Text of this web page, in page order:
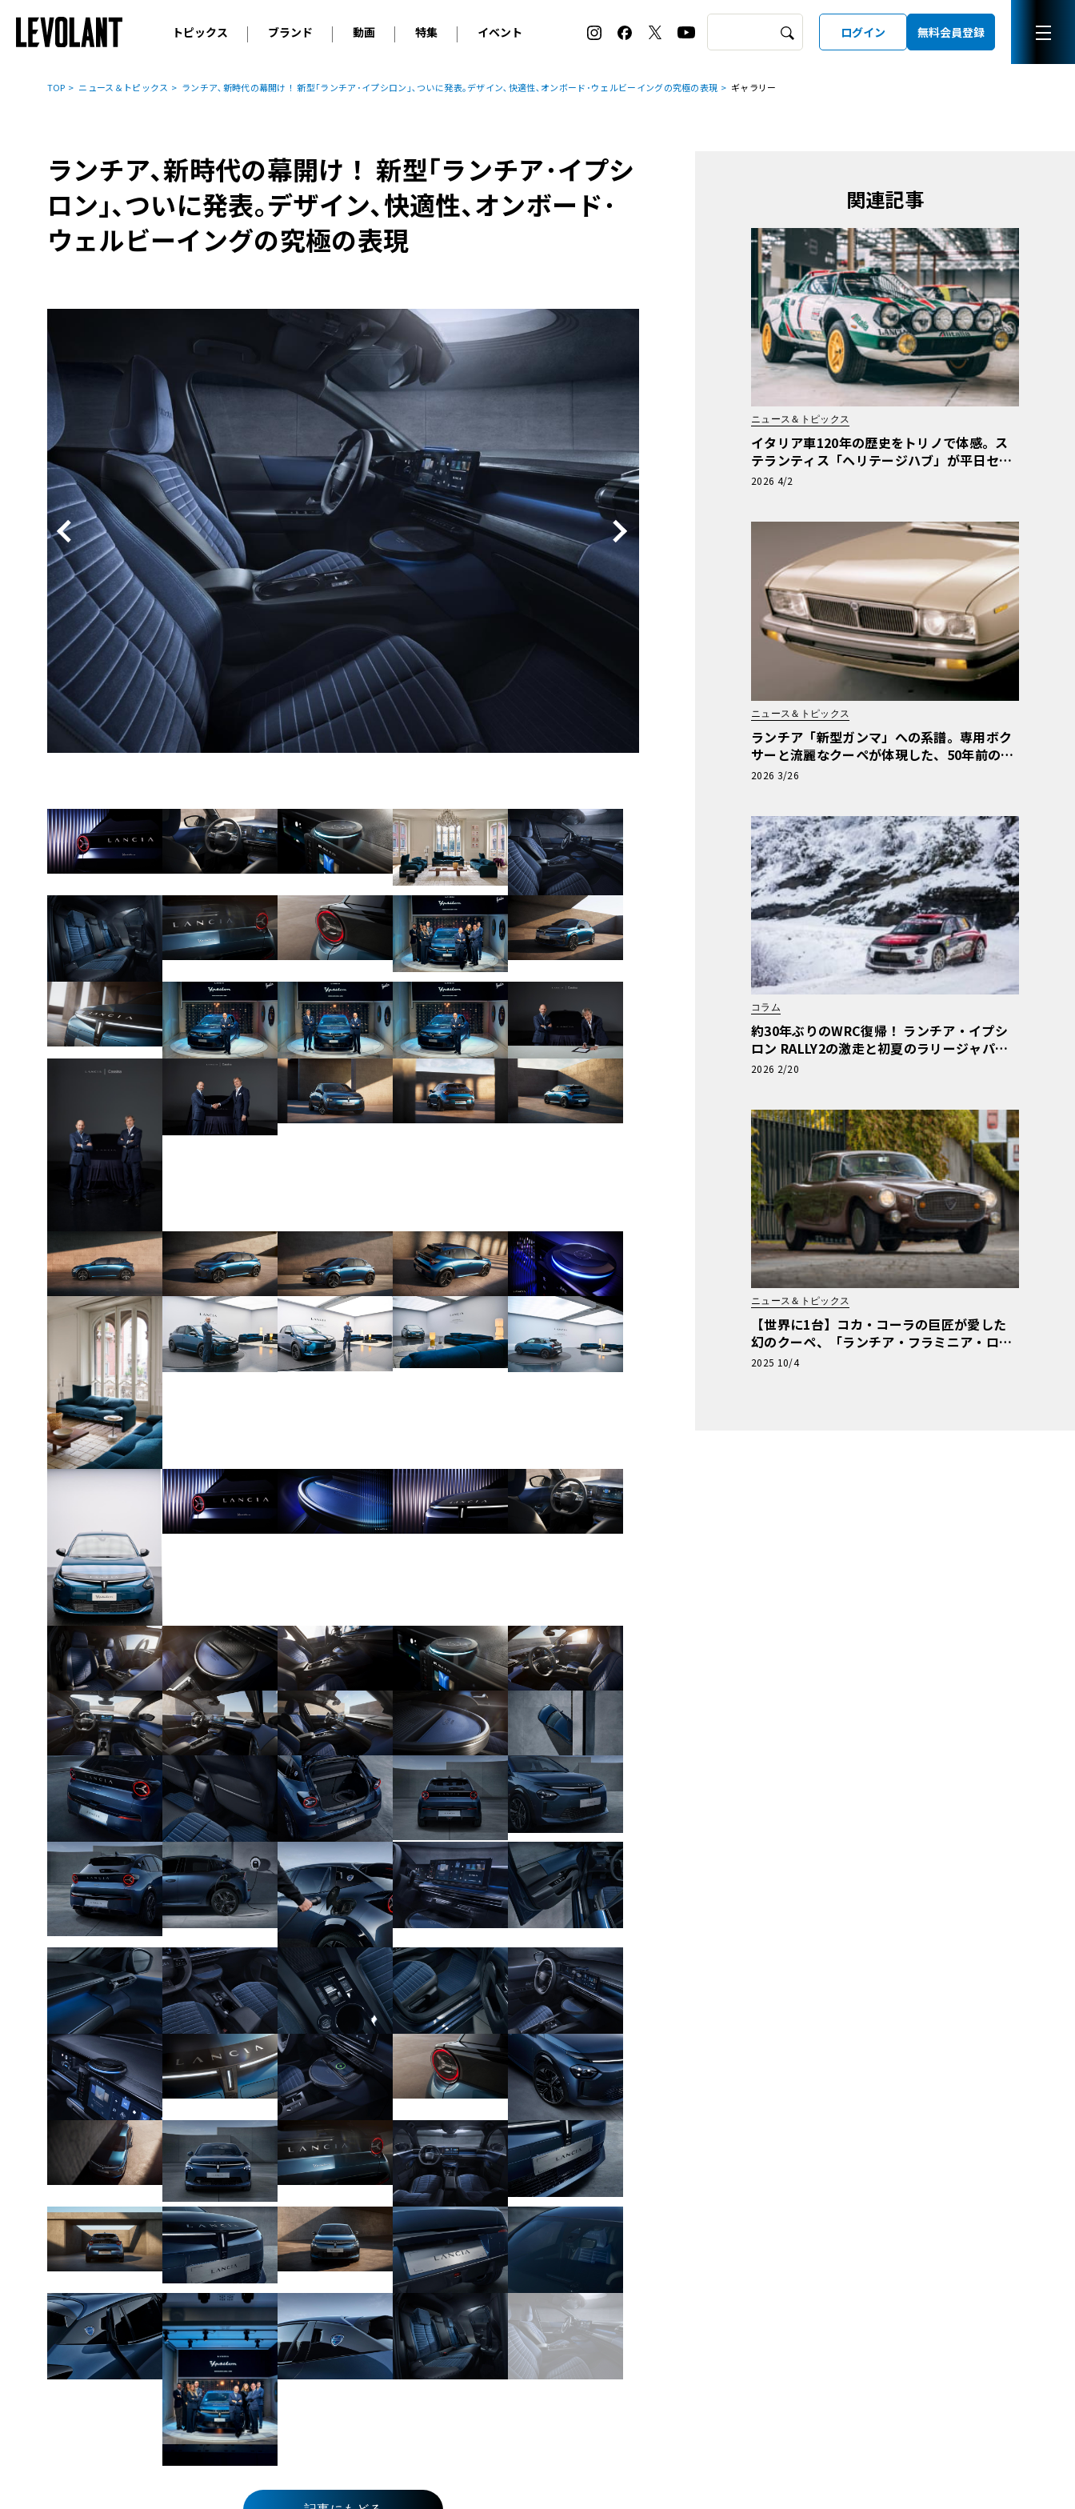
トピックス
ニュース
コラム
ブランド
輸入車 アウディ BMW
アルピナ
プジョー
ルノー
アバルト
アルファ・ロメオ
ランボルギーニ
マセラティ
アストン・マーティン
ベントレー
ボルボ
キャデラック
ジープ
テスラ
BYD
その他
レクサス トヨタ
日産
ホンダ
スバル
マツダ
三菱
ダイハツ
スズキ
その他
動画
オリジナル動画
特集
2026 サマータイヤ＆ホイール バイヤーズガイド
ホイールカタログ
タイヤ特集
イベント
ル・ボラン カーズ・ミート2026横浜
EV:LIFE KOBE 2025
ル・ボラン カーズ・ミート2025横浜
ログイン 無料会員登録
TOP ニュース＆トピックス ランチア､新時代の幕開け！ 新型｢ランチア･イプシロン｣､ついに発表｡デザイン､快適性､オンボード･ウェルビーイングの究極の表現 ギャラリー
ランチア､新時代の幕開け！ 新型｢ランチア･イプシ
ロン｣､ついに発表｡デザイン､快適性､オンボード･
ウェルビーイングの究極の表現
関連記事
ニュース＆トピックス
イタリア車120年の歴史をトリノで体感。ス
テランティス「ヘリテージハブ」が平日セル
フ見学を解禁
2026 4/2
ニュース＆トピックス
ランチア「新型ガンマ」への系譜。専用ボク
サーと流麗なクーペが体現した、50年前の孤
高のエレガンス
2026 3/26
コラム
約30年ぶりのWRC復帰！ ランチア・イプシ
ロン RALLY2の激走と初夏のラリージャパン
上陸
2026 2/20
ニュース＆トピックス
【世界に1台】コカ・コーラの巨匠が愛した
幻のクーペ、「ランチア・フラミニア・ロレ
イモ」が再び脚光を浴びる
2025 10/4